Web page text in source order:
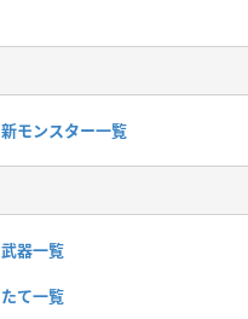
新モンスター一覧
武器一覧
たて一覧